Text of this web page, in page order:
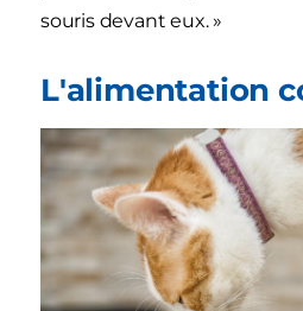
souris devant eux. »
L'alimentation